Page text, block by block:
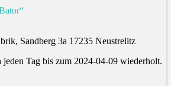
Sandberg 3a 17235 Neustrelitz
jeden Tag bis zum 2024-04-09 wiederholt.